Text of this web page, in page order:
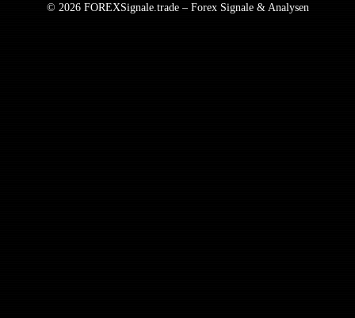
© 2026 FOREXSignale.trade – Forex Signale & Analysen